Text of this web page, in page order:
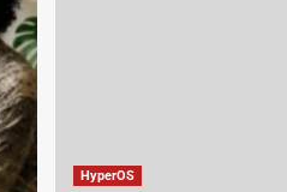
HyperOS